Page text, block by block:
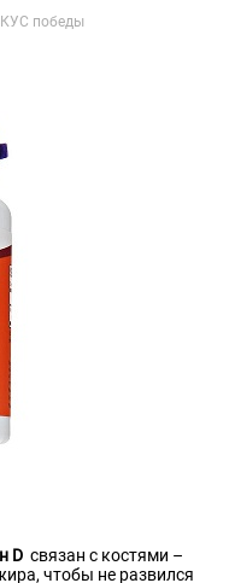
победы
D связан с костями –
чтобы не развился